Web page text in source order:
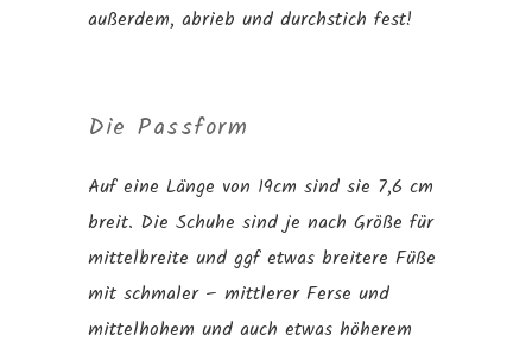
außerdem, abrieb und durchstich fest!
Die Passform
Auf eine Länge von 19cm sind sie 7,6 cm
breit. Die Schuhe sind je nach Größe für
mittelbreite und ggf etwas breitere Füße
mit schmaler – mittlerer Ferse und
mittelhohem und auch etwas höherem